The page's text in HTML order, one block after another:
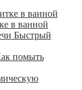
в ванной
Быстрый
помыть